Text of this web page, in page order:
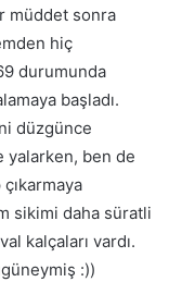
müddet sonra
hiç
durumunda
başladı.
düzgünce
yalarken, ben de
sikimi daha süratli
kalçaları vardı.
:))